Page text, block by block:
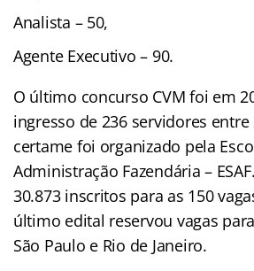
Analista – 50,
Agente Executivo – 90.
O último concurso CVM foi em
ingresso de 236 servidores entre
certame foi organizado pela
Administração Fazendária –
30.873 inscritos para as 150
último edital reservou vagas
São Paulo e Rio de Janeiro.